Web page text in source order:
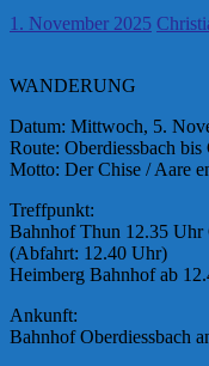
1. November 2025
WANDERUNG
Datum: Mittwoch, 5.
Route: Oberdiessbach
Motto: Der Chise / Aare
Treffpunkt:
Bahnhof Thun 12.35 Uhr
(Abfahrt: 12.40 Uhr)
Heimberg Bahnhof ab
Ankunft:
Bahnhof Oberdiessbach